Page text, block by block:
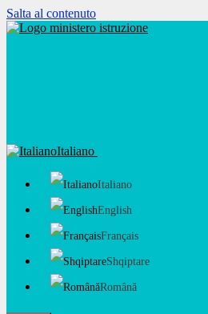
Salta al contenuto
Italiano
Italiano
English
Français
Shqiptare
Română